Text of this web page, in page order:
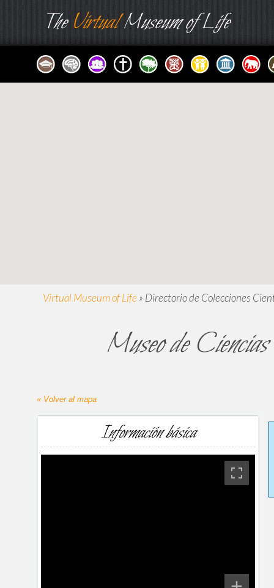
TheVirtualMuseum of Life
Virtual Museum of Life » Directorio de Colecciones
Museo de
« Volver al mapa
Información básica